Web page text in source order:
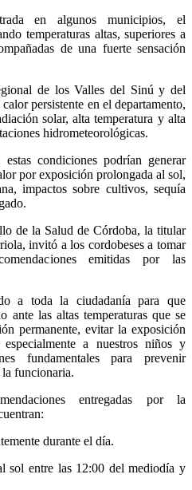
en algunos municipios, el
temperaturas altas, superiores a
de una fuerte sensación
de los Valles del Sinú y del
persistente en el departamento,
solar, alta temperatura y alta
hidrometeorológicas.
condiciones podrían generar
por exposición prolongada al sol,
impactos sobre cultivos, sequía
de la Salud de Córdoba, la titular
invitó a los cordobeses a tomar
emitidas por las
a toda la ciudadanía para que
ante las altas temperaturas que se
permanente, evitar la exposición
a nuestros niños y
fundamentales para prevenir
la funcionaria.
entregadas por la
durante el día.
sol entre las 12:00 del mediodía y